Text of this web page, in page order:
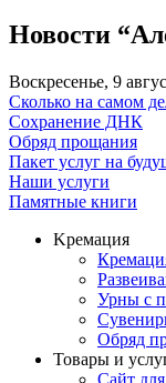
Новости
Воскресенье, 9
Сколько на самом
Сохранение ДНК
Обряд прощания
Пакет услуг на
Наши услуги
Памятные книги
Kремация
Урны с
Обряд
Товары и
Сайт